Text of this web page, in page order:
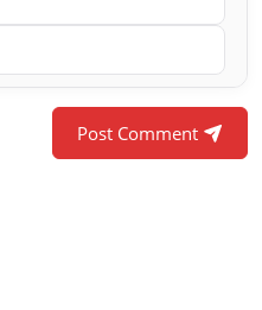
Post Comment